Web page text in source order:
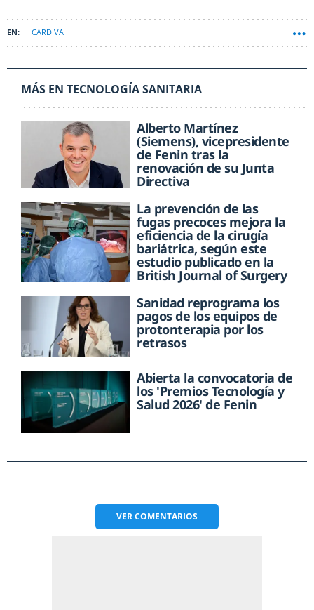
CARDIVA
MÁS EN TECNOLOGÍA SANITARIA
Alberto Martínez
(Siemens), vicepresidente
de Fenin tras la
renovación de su Junta
Directiva
La prevención de las
fugas precoces mejora la
eficiencia de la cirugía
bariátrica, según este
estudio publicado en la
British Journal of Surgery
Sanidad reprograma los
pagos de los equipos de
protonterapia por los
retrasos
Abierta la convocatoria de
los 'Premios Tecnología y
Salud 2026' de Fenin
VERCOMENTARIOS